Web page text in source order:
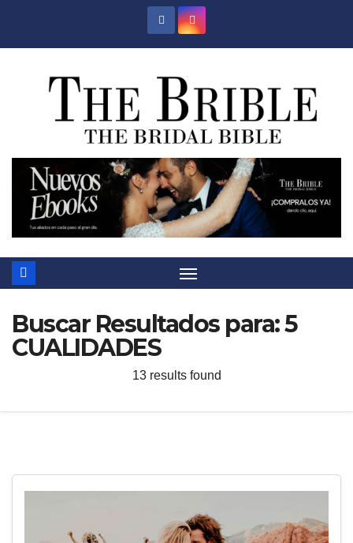
Buscar Resultados para:5
CUALIDADES
13 results found